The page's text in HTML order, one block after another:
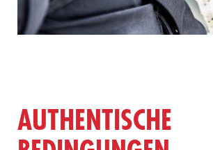
AUTHENTISCHE